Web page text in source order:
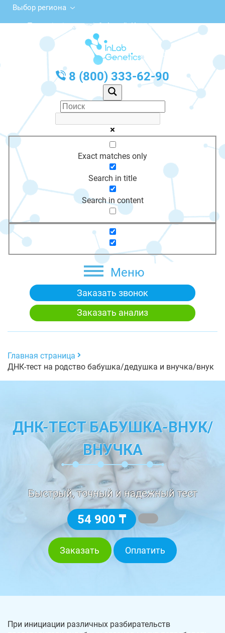
Выбор региона
Тәуелсіздік көшесі, 1, Алтай, Казахстан
с 10:00 до 20:00
График работы: Пн-Пт с 10:00 до 20:00
8 (800) 333-62-90
Exact matches only
Search in title
Search in content
Меню
Заказать звонок
Заказать анализ
Главная страница
ДНК-тест на родство бабушка/дедушка и внучка/внук
ДНК-ТЕСТ БАБУШКА-ВНУК/
ВНУЧКА
Быстрый, точный и надежный тест
54 900 ₸
Заказать Оплатить
При инициации различных разбирательств